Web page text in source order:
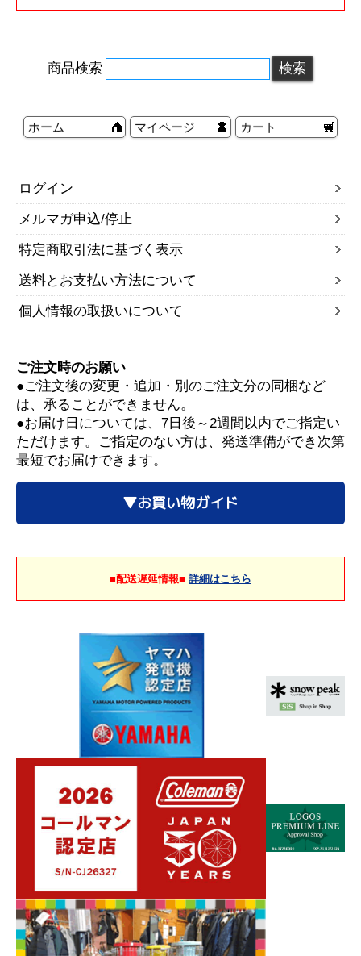
商品検索
ホーム マイページ カート
ログイン
メルマガ申込/停止
特定商取引法に基づく表示
送料とお支払い方法について
個人情報の取扱いについて
ご注文時のお願い
●ご注文後の変更・追加・別のご注文分の同梱など
は、承ることができません。
●お届け日については、7日後～2週間以内でご指定い
ただけます。ご指定のない方は、発送準備ができ次第
最短でお届けできます。
▼お買い物ガイド
■配送遅延情報■ 詳細はこちら